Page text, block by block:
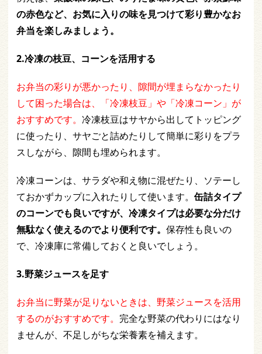
の赤色など、お気に入りの味を見つけて彩り豊かなお
弁当を楽しみましょう。
2.冷凍の枝豆、コーンを活用する
お弁当の彩りが悪かったり、隙間が埋まらなかったり
して困った場合は、「冷凍枝豆」や「冷凍コーン」が
おすすめです。 冷凍枝豆はサヤから出してトッピング
に使ったり、サヤごと詰めたりして簡単に彩りをプラ
スしながら、隙間も埋められます。
冷凍コーンは、サラダや和え物に混ぜたり、ソテーし
ておかずカップに入れたりして使います。 缶詰タイプ
のコーンでも良いですが、冷凍タイプは必要な分だけ
無駄なく使えるのでより便利です。 保存性も良いの
で、冷凍庫に常備しておくと良いでしょう。
3.野菜ジュースを足す
お弁当に野菜が足りないときは、野菜ジュースを活用
するのがおすすめです。 完全な野菜の代わりにはなり
ませんが、不足しがちな栄養素を補えます。